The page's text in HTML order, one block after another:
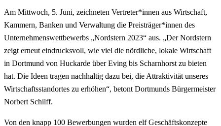
Am Mittwoch, 5. Juni, zeichneten Vertreter*innen aus Wirtschaft,
Kammern, Banken und Verwaltung die Preisträger*innen des
Unternehmenswettbewerbs „Nordstern 2023“ aus. „Der Nordstern
zeigt erneut eindrucksvoll, wie viel die nördliche, lokale Wirtschaft
in Dortmund von Huckarde über Eving bis Scharnhorst zu bieten
hat. Die Ideen tragen nachhaltig dazu bei, die Attraktivität unseres
Wirtschaftsstandortes zu erhöhen“, betont Dortmunds Bürgermeister
Norbert Schilff.
Von den knapp 100 Bewerbungen wurden elf Geschäftskonzepte